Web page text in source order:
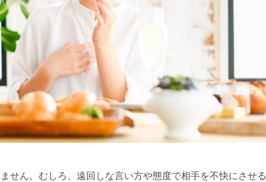
せん。むしろ、遠回しな言い方や態度で相手を不快にさせる